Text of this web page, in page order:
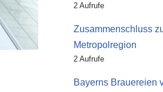
2 Aufrufe
Zusammenschluss
Metropolregion
2 Aufrufe
Bayerns Brauereien